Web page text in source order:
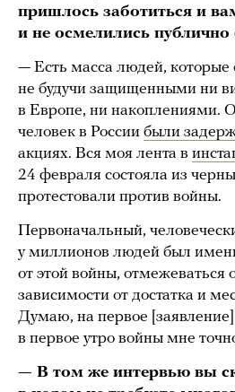
пришлось заботиться и
и не осмелились публично
— Есть масса людей, которые
не будучи защищенными ни
в Европе, ни накоплениями.
человек в России были
акциях. Вся моя лента в
24 февраля состояла из
протестовали против войны.
Первоначальный,
у миллионов людей был
от этой войны, отмежеваться
зависимости от достатка и
Думаю, на первое
в первое утро войны мне
— В том же интервью вы